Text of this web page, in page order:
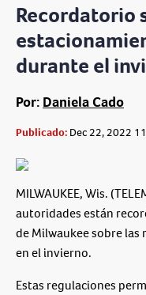
Recordatorio
durante el
Por: Daniela Cado
Publicado: Dec 22, 2022
MILWAUKEE, Wis.
autoridades están
de Milwaukee sobre
en el invierno.
Estas regulaciones